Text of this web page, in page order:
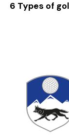
6 Types of